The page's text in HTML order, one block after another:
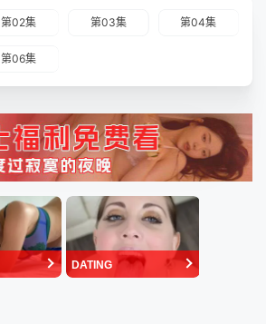
第02集 第03集 第04集
第06集
DATING